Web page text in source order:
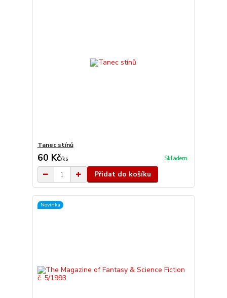
Tanec stínů
60 Kč/ks Skladem
Přidat do košíku
Novinka